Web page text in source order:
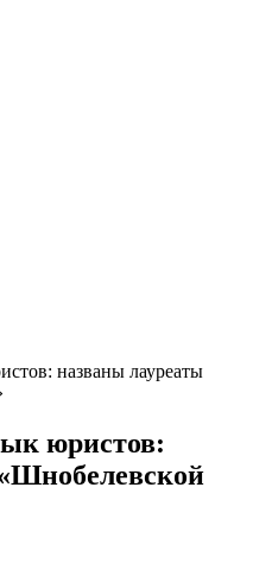
названы лауреаты
юристов: